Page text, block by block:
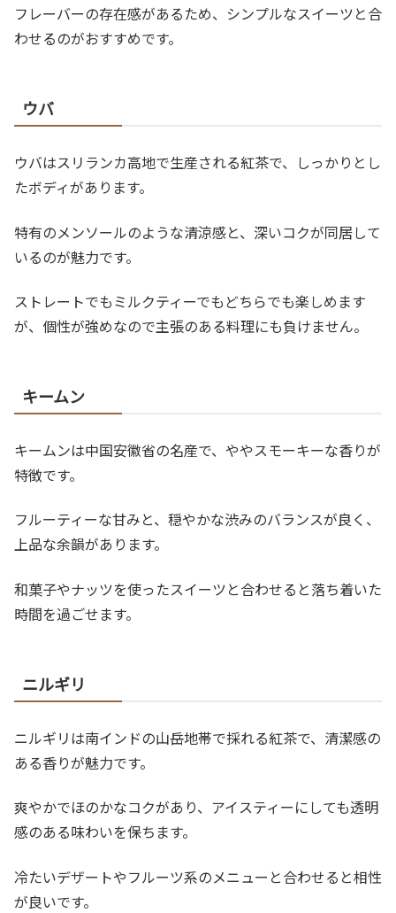
フレーバーの存在感があるため、シンプルなスイーツと合
わせるのがおすすめです。
ウバ
ウバはスリランカ高地で生産される紅茶で、しっかりとし
たボディがあります。
特有のメンソールのような清涼感と、深いコクが同居して
いるのが魅力です。
ストレートでもミルクティーでもどちらでも楽しめます
が、個性が強めなので主張のある料理にも負けません。
キームン
キームンは中国安徽省の名産で、ややスモーキーな香りが
特徴です。
フルーティーな甘みと、穏やかな渋みのバランスが良く、
上品な余韻があります。
和菓子やナッツを使ったスイーツと合わせると落ち着いた
時間を過ごせます。
ニルギリ
ニルギリは南インドの山岳地帯で採れる紅茶で、清潔感の
ある香りが魅力です。
爽やかでほのかなコクがあり、アイスティーにしても透明
感のある味わいを保ちます。
冷たいデザートやフルーツ系のメニューと合わせると相性
が良いです。